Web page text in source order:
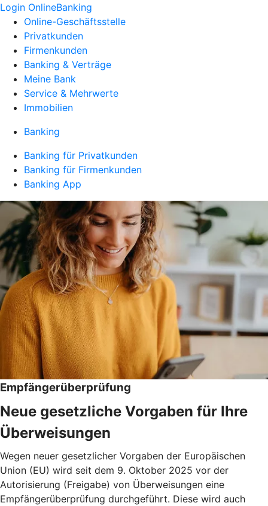
Login OnlineBanking
Online-Geschäftsstelle
Privatkunden
Firmenkunden
Banking & Verträge
Meine Bank
Service & Mehrwerte
Immobilien
Banking
Banking für Privatkunden
Banking für Firmenkunden
Banking App
Empfängerüberprüfung
Neue gesetzliche Vorgaben für Ihre
Überweisungen
Wegen neuer gesetzlicher Vorgaben der Europäischen
Union (EU) wird seit dem 9. Oktober 2025 vor der
Autorisierung (Freigabe) von Überweisungen eine
Empfängerüberprüfung durchgeführt. Diese wird auch